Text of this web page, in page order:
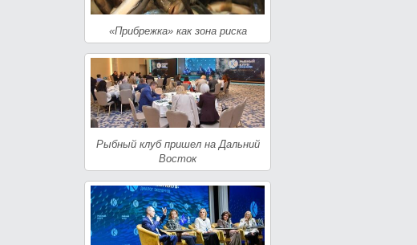
«Прибрежка» как зона риска
Рыбный клуб пришел на Дальний
Восток